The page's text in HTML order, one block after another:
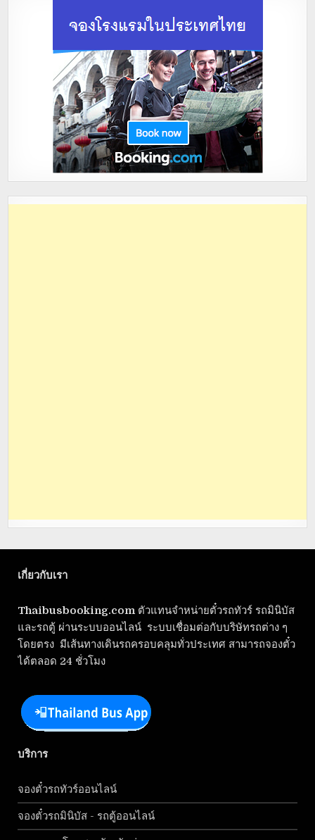
เกี่ยวกับเรา
Thaibusbooking.com ตัวแทนจำหน่ายตั๋วรถทัวร์ รถมินิบัส
และรถตู้ ผ่านระบบออนไลน์ ระบบเชื่อมต่อกับบริษัทรถต่าง ๆ
โดยตรง มีเส้นทางเดินรถครอบคลุมทั่วประเทศ สามารถจองตั๋ว
ได้ตลอด 24 ชั่วโมง
บริการ
จองตั๋วรถทัวร์ออนไลน์
จองตั๋วรถมินิบัส - รถตู้ออนไลน์